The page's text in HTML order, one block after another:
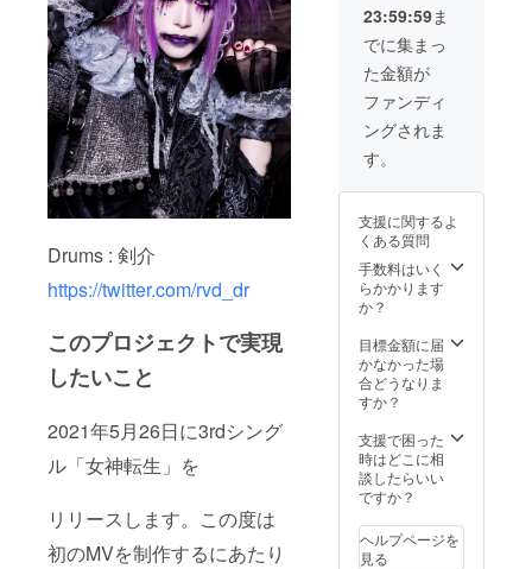
Drums : 剣介
https://twitter.com/rvd_dr
このプロジェクトで実現
したいこと
2021年5月26日に3rdシング
ル「女神転生」を
リリースします。この度は
初のMVを制作するにあたり
23:59:59ま
でに集まっ
た金額が
ファンディ
ングされま
す。
支援に関するよ
くある質問
手数料はいく
らかかります
か？
目標金額に届
かなかった場
合どうなりま
すか？
支援で困った
時はどこに相
談したらいい
ですか？
ヘルプページを
見る